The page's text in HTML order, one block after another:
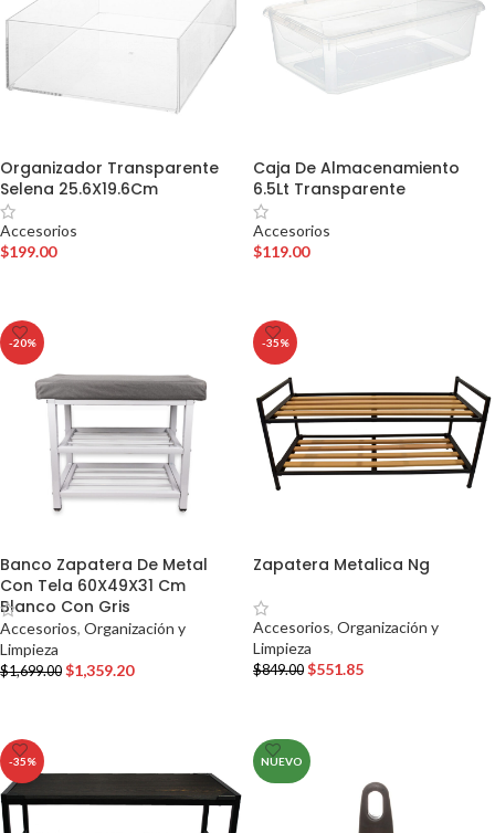
Organizador Transparente
Selena 25.6X19.6Cm
Accesorios
$199.00
Caja De Almacenamiento
6.5Lt Transparente
Accesorios
$119.00
-20%
Banco Zapatera De Metal
Con Tela 60X49X31 Cm
Blanco Con Gris
Accesorios, Organización y
Limpieza
$1,699.00 $1,359.20
-35%
Zapatera Metalica Ng
Accesorios, Organización y
Limpieza
$849.00 $551.85
-35% NUEVO